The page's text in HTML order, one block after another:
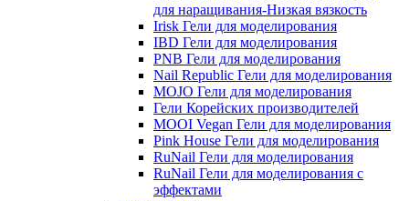
для наращивания-Низкая вязкость
Irisk Гели для моделирования
IBD Гели для моделирования
PNB Гели для моделирования
Nail Republic Гели для моделирования
MOJO Гели для моделирования
Гели Корейских производителей
MOOI Vegan Гели для моделирования
Pink House Гели для моделирования
RuNail Гели для моделирования
RuNail Гели для моделирования с
эффектами